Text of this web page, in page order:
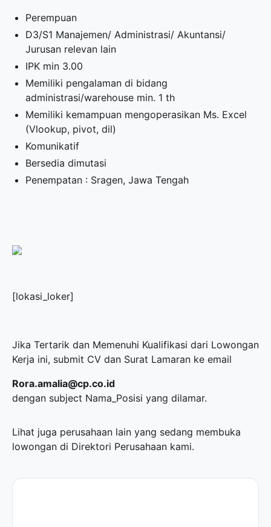
Perempuan
D3/S1 Manajemen/ Administrasi/ Akuntansi/
Jurusan relevan lain
IPK min 3.00
Memiliki pengalaman di bidang
administrasi/warehouse min. 1 th
Memiliki kemampuan mengoperasikan Ms. Excel
(Vlookup, pivot, dil)
Komunikatif
Bersedia dimutasi
Penempatan : Sragen, Jawa Tengah
[lokasi_loker]
Jika Tertarik dan Memenuhi Kualifikasi dari Lowongan
Kerja ini, submit CV dan Surat Lamaran ke email
Rora.amalia@cp.co.id
dengan subject Nama_Posisi yang dilamar.
Lihat juga perusahaan lain yang sedang membuka
lowongan di Direktori Perusahaan kami.